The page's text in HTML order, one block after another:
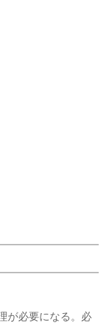
が必要になる。必